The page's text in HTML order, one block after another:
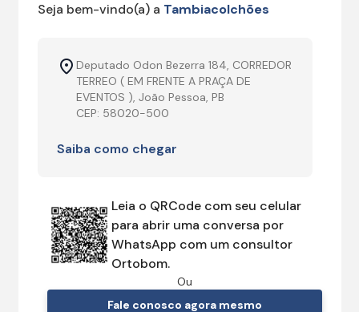
Seja bem-vindo(a) a Tambiacolchões
Deputado Odon Bezerra 184, CORREDOR
TERREO ( EM FRENTE A PRAÇA DE
EVENTOS ), João Pessoa, PB
CEP: 58020-500
Saiba como chegar
Leia o QRCode com seu celular
para abrir uma conversa por
WhatsApp com um consultor
Ortobom.
Ou
Fale conosco agora mesmo